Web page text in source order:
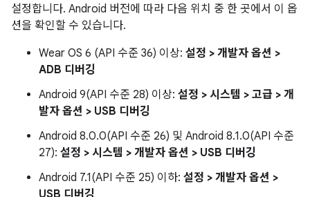
설정합니다. Android 버전에 따라 다음 위치 중 한 곳에서 이 옵
션을 확인할 수 있습니다.
Wear OS 6 (API 수준 36) 이상: 설정 > 개발자 옵션 >
ADB 디버깅
Android 9(API 수준 28) 이상: 설정 > 시스템 > 고급 > 개
발자 옵션 > USB 디버깅
Android 8.0.0(API 수준 26) 및 Android 8.1.0(API 수준
27): 설정 > 시스템 > 개발자 옵션 > USB 디버깅
Android 7.1(API 수준 25) 이하: 설정 > 개발자 옵션 >
USB 디버깅